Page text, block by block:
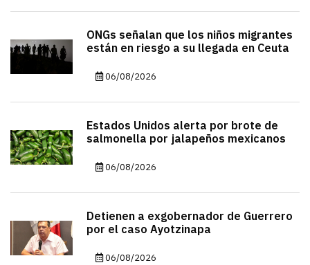
ONGs señalan que los niños migrantes
están en riesgo a su llegada en Ceuta
06/08/2026
Estados Unidos alerta por brote de
salmonella por jalapeños mexicanos
06/08/2026
Detienen a exgobernador de Guerrero
por el caso Ayotzinapa
06/08/2026